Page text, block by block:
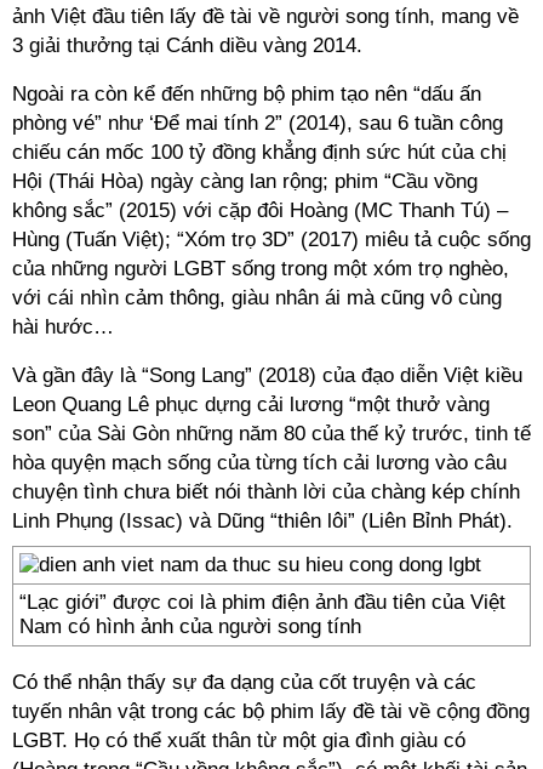
ảnh Việt đầu tiên lấy đề tài về người song tính, mang về
3 giải thưởng tại Cánh diều vàng 2014.
Ngoài ra còn kể đến những bộ phim tạo nên “dấu ấn
phòng vé” như ‘Để mai tính 2” (2014), sau 6 tuần công
chiếu cán mốc 100 tỷ đồng khẳng định sức hút của chị
Hội (Thái Hòa) ngày càng lan rộng; phim “Cầu vồng
không sắc” (2015) với cặp đôi Hoàng (MC Thanh Tú) –
Hùng (Tuấn Việt); “Xóm trọ 3D” (2017) miêu tả cuộc sống
của những người LGBT sống trong một xóm trọ nghèo,
với cái nhìn cảm thông, giàu nhân ái mà cũng vô cùng
hài hước…
Và gần đây là “Song Lang” (2018) của đạo diễn Việt kiều
Leon Quang Lê phục dựng cải lương “một thưở vàng
son” của Sài Gòn những năm 80 của thế kỷ trước, tinh tế
hòa quyện mạch sống của từng tích cải lương vào câu
chuyện tình chưa biết nói thành lời của chàng kép chính
Linh Phụng (Issac) và Dũng “thiên lôi” (Liên Bỉnh Phát).
“Lạc giới” được coi là phim điện ảnh đầu tiên của Việt
Nam có hình ảnh của người song tính
Có thể nhận thấy sự đa dạng của cốt truyện và các
tuyến nhân vật trong các bộ phim lấy đề tài về cộng đồng
LGBT. Họ có thể xuất thân từ một gia đình giàu có